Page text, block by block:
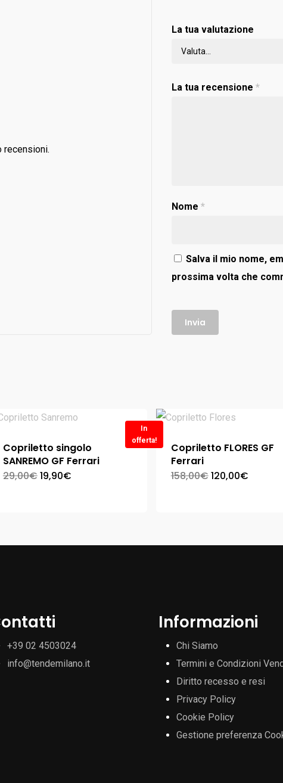
recensioni.
La tua valutazione
La tua recensione*
Nome*
Salva il mio nome,
prossima volta che
In
offerta!
Copriletto singolo
SANREMO GF Ferrari
29,00€19,90€
Copriletto FLORES GF
Ferrari
158,00€120,00€
+39 02 4503024
info@tendemilano.it
Informazioni
Chi Siamo
Termini e Condizioni
Diritto recesso e resi
Privacy Policy
Cookie Policy
Gestione preferenza